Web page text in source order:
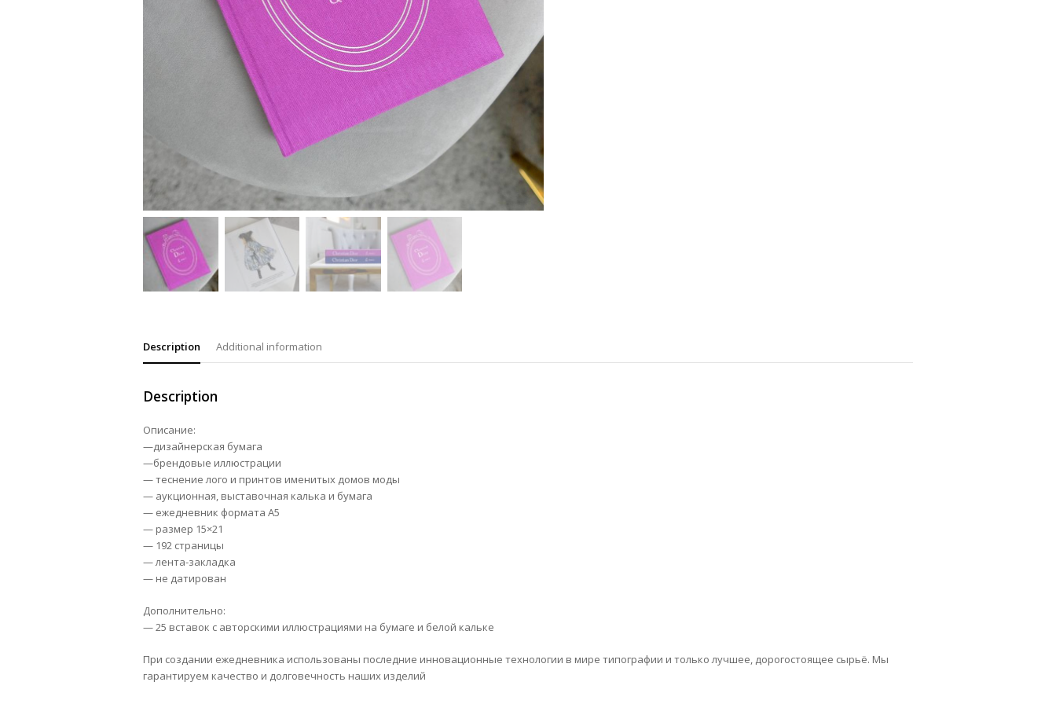
Description Additional information
Description
Описание:
—дизайнерская бумага
—брендовые иллюстрации
— теснение лого и принтов именитых домов моды
— аукционная, выставочная калька и бумага
— ежедневник формата А5
— размер 15×21
— 192 страницы
— лента-закладка
— не датирован
Дополнительно:
— 25 вставок с авторскими иллюстрациями на бумаге и белой кальке
При создании ежедневника использованы последние инновационные технологии в мире типографии и только лучшее, дорогостоящее сырьё. Мы
гарантируем качество и долговечность наших изделий